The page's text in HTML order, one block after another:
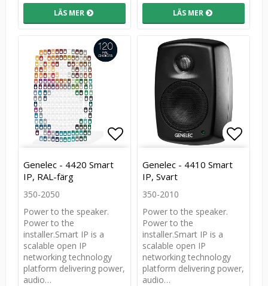
LÄS MER LÄS MER
Lägg till i favoritlistan
Genelec - 4420 Smart
IP, RAL-färg
350-2050
Power to the speaker.
Power to the
installer.Smart IP is a
scalable open IP
networking technology
platform delivering power,
audio…
Genelec - 4410 Smart
IP, Svart
350-2010
Power to the speaker.
Power to the
installer.Smart IP is a
scalable open IP
networking technology
platform delivering power,
audio…